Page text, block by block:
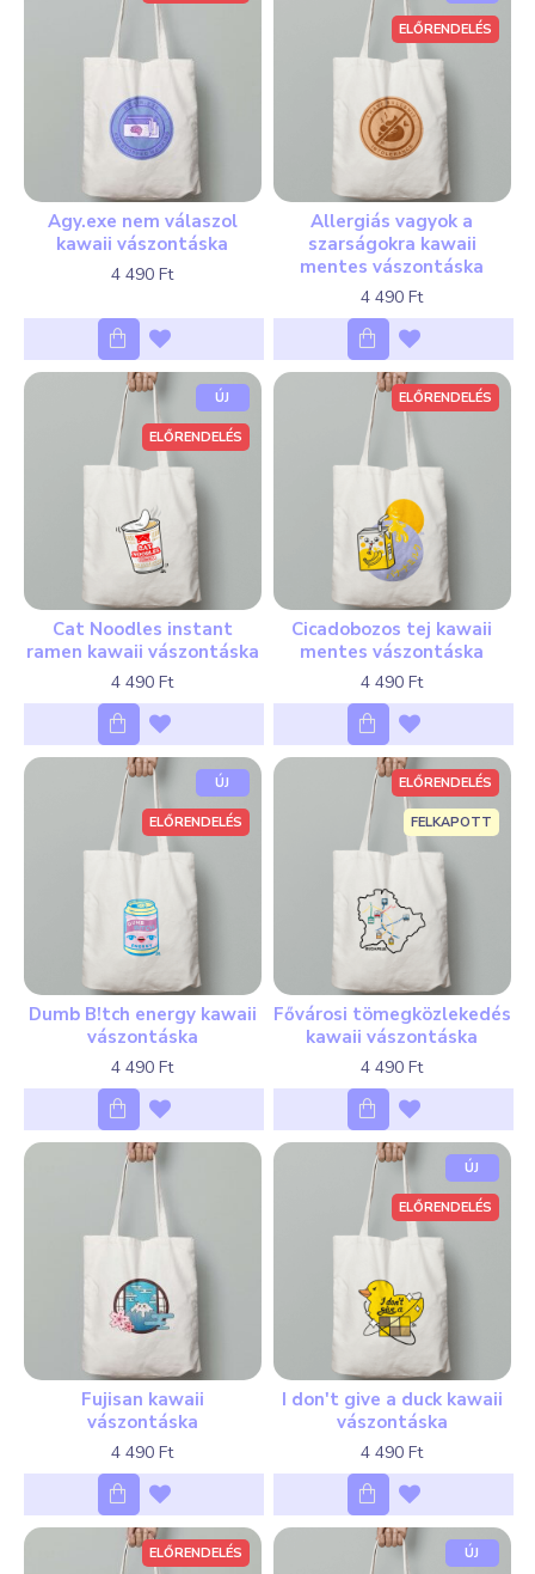
Agy.exe nem válaszol
kawaii vászontáska
4 490 Ft
ELŐRENDELÉS
Allergiás vagyok a
szarságokra kawaii
mentes vászontáska
4 490 Ft
ÚJ
ELŐRENDELÉS
Cat Noodles instant
ramen kawaii vászontáska
4 490 Ft
ELŐRENDELÉS
Cicadobozos tej kawaii
mentes vászontáska
4 490 Ft
ÚJ
ELŐRENDELÉS
Dumb B!tch energy kawaii
vászontáska
4 490 Ft
FELKAPOTT
ELŐRENDELÉS
Fővárosi tömegközlekedés
kawaii vászontáska
4 490 Ft
Fujisan kawaii
vászontáska
4 490 Ft
ÚJ
ELŐRENDELÉS
I don't give a duck kawaii
vászontáska
4 490 Ft
ELŐRENDELÉS ÚJ